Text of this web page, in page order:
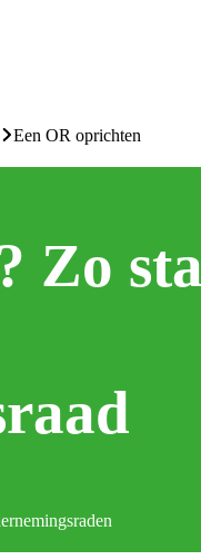
Een OR oprichten
Zo